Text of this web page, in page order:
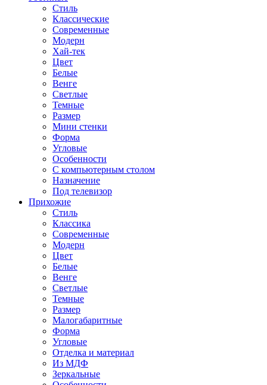
Стиль
Классические
Современные
Модерн
Хай-тек
Цвет
Белые
Венге
Светлые
Темные
Размер
Мини стенки
Форма
Угловые
Особенности
С компьютерным столом
Назначение
Под телевизор
Прихожие
Стиль
Классика
Современные
Модерн
Цвет
Белые
Венге
Светлые
Темные
Размер
Малогабаритные
Форма
Угловые
Отделка и материал
Из МДФ
Зеркальные